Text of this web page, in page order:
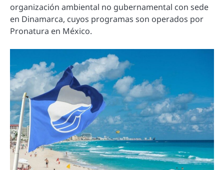
organización ambiental no gubernamental con sede
en Dinamarca, cuyos programas son operados por
Pronatura en México.